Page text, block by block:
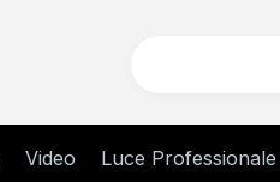
Video Luce Professionale